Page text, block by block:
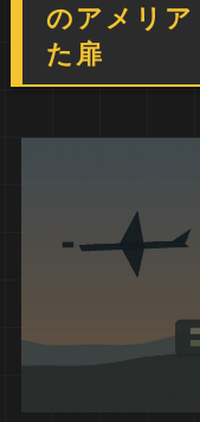
のアメリ
た扉